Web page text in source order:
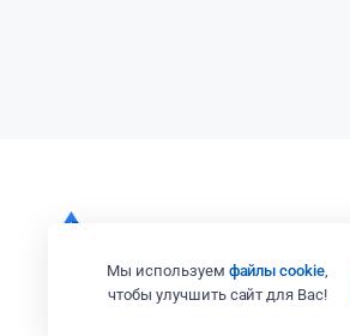
Мы используем файлы cookie,
чтобы улучшить сайт для Вас!